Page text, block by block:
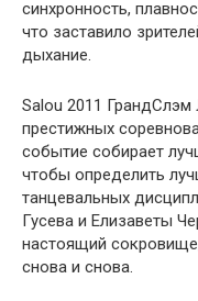
синхронность,
что заставило
дыхание.
Salou 2011
престижных
событие собирает
чтобы определить
танцевальных
Гусева и Елизаветы
настоящий
снова и снова.